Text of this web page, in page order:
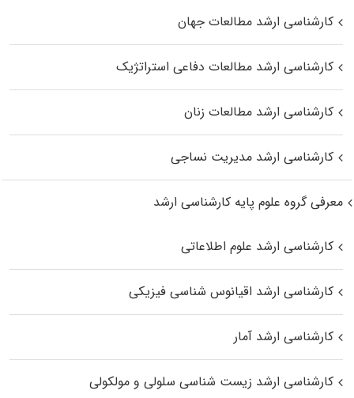
کارشناسی ارشد مطالعات جهان
کارشناسی ارشد مطالعات دفاعی استراتژیک
کارشناسی ارشد مطالعات زنان
کارشناسی ارشد مدیریت نساجی
معرفی گروه علوم پایه کارشناسی ارشد
کارشناسی ارشد علوم اطلاعاتی
کارشناسی ارشد اقیانوس‌ شناسی فیزیکی
کارشناسی ارشد آمار
کارشناسی ارشد زیست شناسی سلولی و مولکولی